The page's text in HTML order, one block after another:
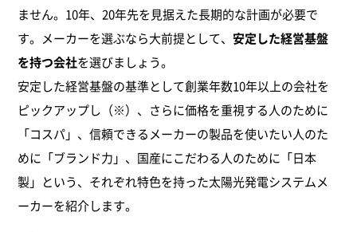
ません。10年、20年先を見据えた長期的な計画が必要で
す。メーカーを選ぶなら大前提として、安定した経営基盤
を持つ会社を選びましょう。
安定した経営基盤の基準として創業年数10年以上の会社を
ピックアップし（※）、さらに価格を重視する人のために
「コスパ」、信頼できるメーカーの製品を使いたい人のた
めに「ブランド力」、国産にこだわる人のために「日本
製」という、それぞれ特色を持った太陽光発電システムメ
ーカーを紹介します。